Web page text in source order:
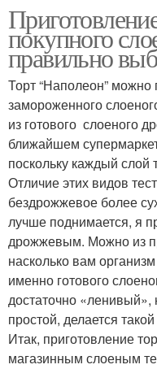
покупного
правильно
Торт “Наполеон” можно
замороженного
из готового слоеного
ближайшем
поскольку каждый слой
Отличие этих видов
бездрожжевое более
лучше поднимается, я
дрожжевым. Можно из
насколько вам
именно готового
достаточно «ленивый»,
простой, делается
Итак, приготовление
магазинным слоеным